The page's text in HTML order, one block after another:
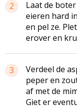
2
Laat de
eieren hard
en pel ze.
erover en
3
Verdeel de
peper en
af met de
Giet er